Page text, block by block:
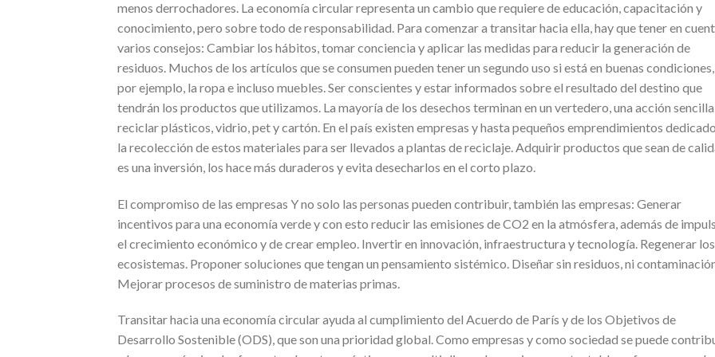
menos derrochadores. La economía circular representa un cambio que requiere de educación, capacitación y
conocimiento, pero sobre todo de responsabilidad. Para comenzar a transitar hacia ella, hay que tener en
varios consejos: Cambiar los hábitos, tomar conciencia y aplicar las medidas para reducir la generación de
residuos. Muchos de los artículos que se consumen pueden tener un segundo uso si está en buenas condiciones,
por ejemplo, la ropa e incluso muebles. Ser conscientes y estar informados sobre el resultado del destino que
tendrán los productos que utilizamos. La mayoría de los desechos terminan en un vertedero, una acción sencilla
reciclar plásticos, vidrio, pet y cartón. En el país existen empresas y hasta pequeños emprendimientos
la recolección de estos materiales para ser llevados a plantas de reciclaje. Adquirir productos que sean de
es una inversión, los hace más duraderos y evita desecharlos en el corto plazo.
El compromiso de las empresas Y no solo las personas pueden contribuir, también las empresas: Generar
incentivos para una economía verde y con esto reducir las emisiones de CO2 en la atmósfera, además de
el crecimiento económico y de crear empleo. Invertir en innovación, infraestructura y tecnología. Regenerar los
ecosistemas. Proponer soluciones que tengan un pensamiento sistémico. Diseñar sin residuos, ni
Mejorar procesos de suministro de materias primas.
Transitar hacia una economía circular ayuda al cumplimiento del Acuerdo de París y de los Objetivos de
Desarrollo Sostenible (ODS), que son una prioridad global. Como empresas y como sociedad se puede